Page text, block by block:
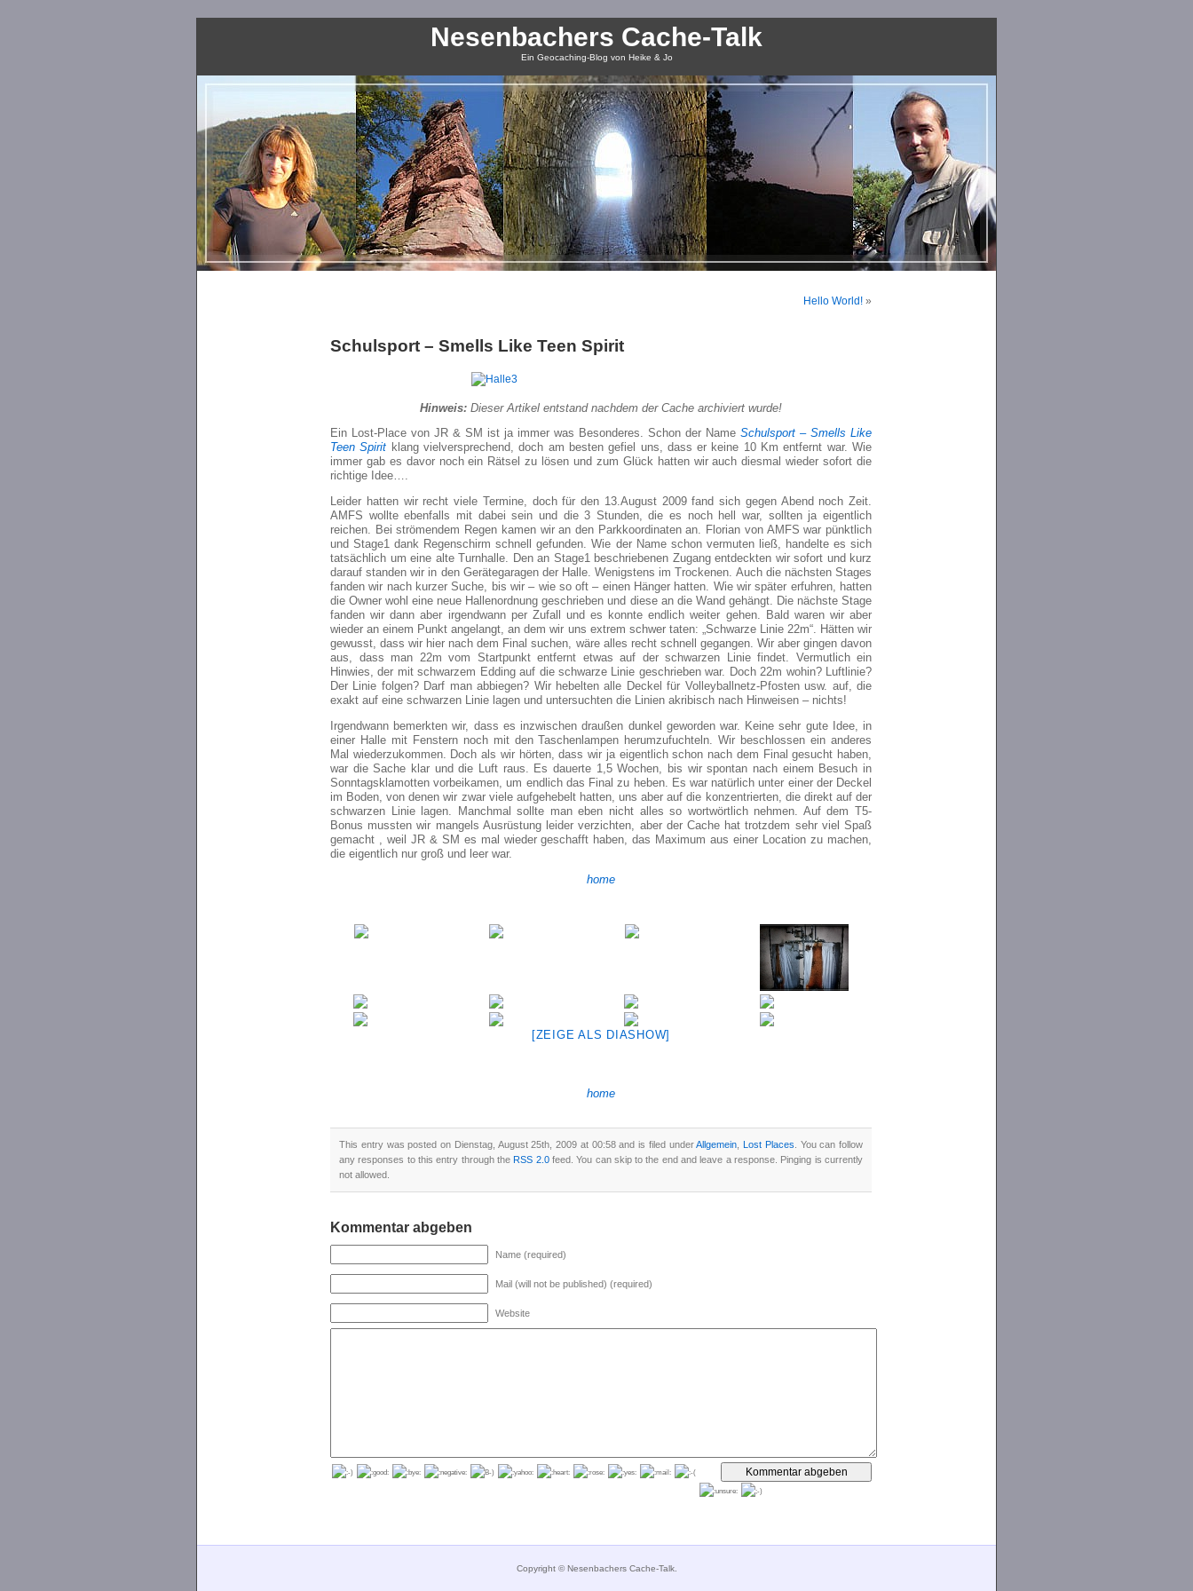
Nesenbachers Cache-Talk
Ein Geocaching-Blog von Heike & Jo
Hello World! »
Schulsport – Smells Like Teen Spirit
Hinweis: Dieser Artikel entstand nachdem der Cache archiviert wurde!
Ein Lost-Place von JR & SM ist ja immer was Besonderes. Schon der Name Schulsport – Smells Like
Teen Spirit klang vielversprechend, doch am besten gefiel uns, dass er keine 10 Km entfernt war. Wie
immer gab es davor noch ein Rätsel zu lösen und zum Glück hatten wir auch diesmal wieder sofort die
richtige Idee….
Leider hatten wir recht viele Termine, doch für den 13.August 2009 fand sich gegen Abend noch Zeit.
AMFS wollte ebenfalls mit dabei sein und die 3 Stunden, die es noch hell war, sollten ja eigentlich
reichen. Bei strömendem Regen kamen wir an den Parkkoordinaten an. Florian von AMFS war pünktlich
und Stage1 dank Regenschirm schnell gefunden. Wie der Name schon vermuten ließ, handelte es sich
tatsächlich um eine alte Turnhalle. Den an Stage1 beschriebenen Zugang entdeckten wir sofort und kurz
darauf standen wir in den Gerätegaragen der Halle. Wenigstens im Trockenen. Auch die nächsten Stages
fanden wir nach kurzer Suche, bis wir – wie so oft – einen Hänger hatten. Wie wir später erfuhren, hatten
die Owner wohl eine neue Hallenordnung geschrieben und diese an die Wand gehängt. Die nächste Stage
fanden wir dann aber irgendwann per Zufall und es konnte endlich weiter gehen. Bald waren wir aber
wieder an einem Punkt angelangt, an dem wir uns extrem schwer taten: „Schwarze Linie 22m“. Hätten wir
gewusst, dass wir hier nach dem Final suchen, wäre alles recht schnell gegangen. Wir aber gingen davon
aus, dass man 22m vom Startpunkt entfernt etwas auf der schwarzen Linie findet. Vermutlich ein
Hinwies, der mit schwarzem Edding auf die schwarze Linie geschrieben war. Doch 22m wohin? Luftlinie?
Der Linie folgen? Darf man abbiegen? Wir hebelten alle Deckel für Volleyballnetz-Pfosten usw. auf, die
exakt auf eine schwarzen Linie lagen und untersuchten die Linien akribisch nach Hinweisen – nichts!
Irgendwann bemerkten wir, dass es inzwischen draußen dunkel geworden war. Keine sehr gute Idee, in
einer Halle mit Fenstern noch mit den Taschenlampen herumzufuchteln. Wir beschlossen ein anderes
Mal wiederzukommen. Doch als wir hörten, dass wir ja eigentlich schon nach dem Final gesucht haben,
war die Sache klar und die Luft raus. Es dauerte 1,5 Wochen, bis wir spontan nach einem Besuch in
Sonntagsklamotten vorbeikamen, um endlich das Final zu heben. Es war natürlich unter einer der Deckel
im Boden, von denen wir zwar viele aufgehebelt hatten, uns aber auf die konzentrierten, die direkt auf der
schwarzen Linie lagen. Manchmal sollte man eben nicht alles so wortwörtlich nehmen. Auf dem T5-
Bonus mussten wir mangels Ausrüstung leider verzichten, aber der Cache hat trotzdem sehr viel Spaß
gemacht , weil JR & SM es mal wieder geschafft haben, das Maximum aus einer Location zu machen,
die eigentlich nur groß und leer war.
home
[ZEIGE ALS DIASHOW]
home
This entry was posted on Dienstag, August 25th, 2009 at 00:58 and is filed underAllgemein Lost Places . You can follow
any responses to this entry through theRSS 2.0feed. You can skip to the end and leave a response. Pinging is currently
not allowed.
Kommentar abgeben
Name (required)
Mail (will not be published) (required)
Website
Copyright © Nesenbachers Cache-Talk.